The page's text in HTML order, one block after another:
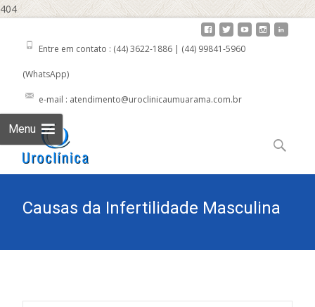
404
Entre em contato : (44) 3622-1886 | (44) 99841-5960
(WhatsApp)
e-mail : atendimento@uroclinicaumuarama.com.br
Menu
content
Pesquisar
Causas da Infertilidade Masculina